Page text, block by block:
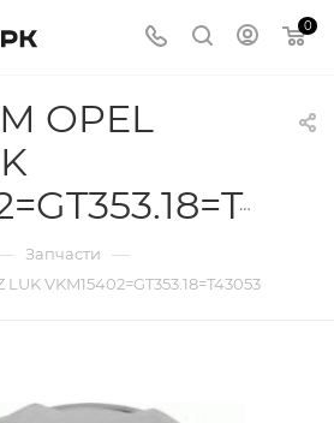
0
OPEL
VKM15402=GT353.18=T43053
Запчасти —
VKM15402=GT353.18=T43053